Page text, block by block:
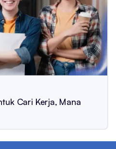
Cari Kerja, Mana